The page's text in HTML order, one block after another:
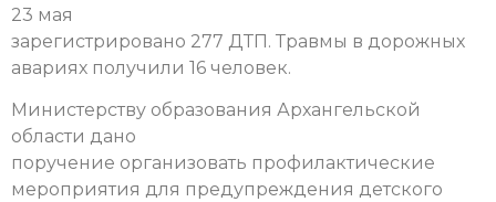
23 мая
зарегистрировано 277 ДТП. Травмы в дорожных
авариях получили 16 человек.
Министерству образования Архангельской
области дано
поручение организовать профилактические
мероприятия для предупреждения детского